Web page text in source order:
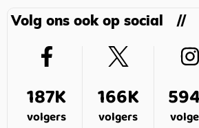
Volg ons ook op social
187K
volgers
166K
volgers